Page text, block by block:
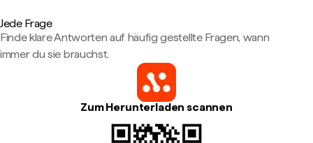
Jede Frage
Finde klare Antworten auf häufig gestellte Fragen, wann
immer du sie brauchst.
Zum Herunterladen scannen